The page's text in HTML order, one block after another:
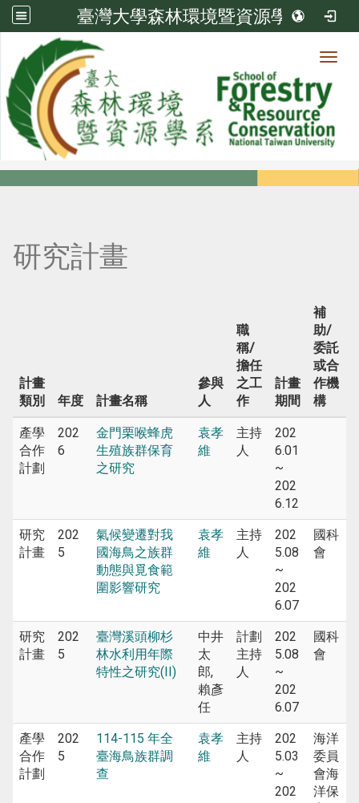
臺灣大學森林環境暨資源學系
系所成員
系所成員
研究計畫
計畫
類別
年度 計畫名稱
參與
人
職
稱/
擔任
之工
作
計畫
期間
補
助/
委託
或合
作機
構
產學
合作
計劃
202
6
金門栗喉蜂虎
生殖族群保育
之研究
袁孝
維
主持
人
202
6.01
~
202
6.12
研究
計畫
202
5
氣候變遷對我
國海鳥之族群
動態與覓食範
圍影響研究
袁孝
維
主持
人
202
5.08
~
202
6.07
國科
會
研究
計畫
202
5
臺灣溪頭柳杉
林水利用年際
特性之研究(II)
中井
太
郎,
賴彥
任
計劃
主持
人
202
5.08
~
202
6.07
國科
會
產學
合作
計劃
202
5
114-115 年全
臺海鳥族群調
查
袁孝
維
主持
人
202
5.03
~
202
海洋
委員
會海
洋保